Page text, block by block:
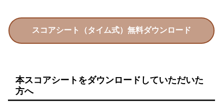
スコアシート（タイム式）無料ダウンロード
本スコアシートをダウンロードしていただいた
方へ